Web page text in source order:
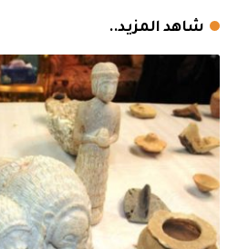
شاهد المزيد..